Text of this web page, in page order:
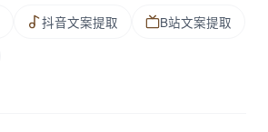
抖音文案提取
B站文案提取